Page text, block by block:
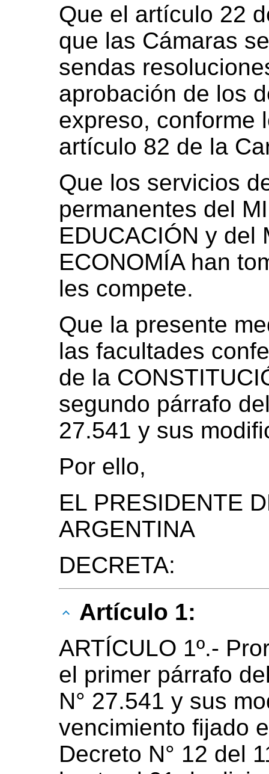
Que el artículo 22
que las Cámaras
sendas
aprobación de los
expreso, conforme
artículo 82 de la
Que los servicios
permanentes del
EDUCACIÓN y del
ECONOMÍA han
les compete.
Que la presente
las facultades
de la
segundo párrafo
27.541 y sus
Por ello,
EL PRESIDENTE
ARGENTINA
DECRETA:
Artículo 1:
ARTÍCULO 1º.-
el primer párrafo
N° 27.541 y sus
vencimiento fijado
Decreto N° 12 del